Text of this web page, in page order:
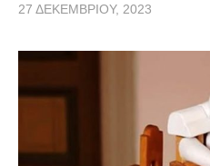
27 ΔΕΚΕΜΒΡΊΟΥ, 2023